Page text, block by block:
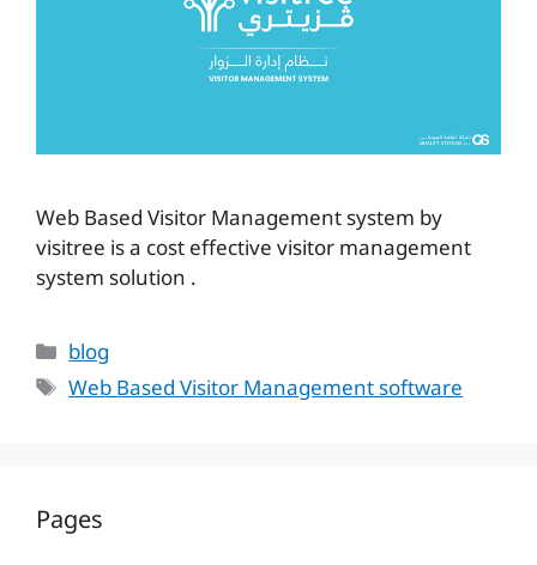
Web Based Visitor Management system by
visitree is a cost effective visitor management
system solution .
Categories
blog
Tags
Web Based Visitor Management software
Pages